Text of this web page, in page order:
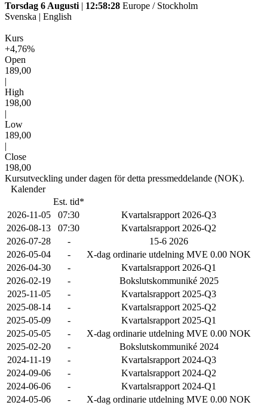
Torsdag 6 Augusti | 12:58:28 Europe / Stockholm
Svenska | English
Kurs
+4,76%
Open
189,00
|
High
198,00
|
Low
189,00
|
Close
198,00
Kursutveckling under dagen för detta pressmeddelande (NOK).
Kalender
Est. tid*
2026-11-05
07:30
Kvartalsrapport 2026-Q3
2026-08-13
07:30
Kvartalsrapport 2026-Q2
2026-07-28
-
15-6 2026
2026-05-04
-
X-dag ordinarie utdelning MVE 0.00 NOK
2026-04-30
-
Kvartalsrapport 2026-Q1
2026-02-19
-
Bokslutskommuniké 2025
2025-11-05
-
Kvartalsrapport 2025-Q3
2025-08-14
-
Kvartalsrapport 2025-Q2
2025-05-09
-
Kvartalsrapport 2025-Q1
2025-05-05
-
X-dag ordinarie utdelning MVE 0.00 NOK
2025-02-20
-
Bokslutskommuniké 2024
2024-11-19
-
Kvartalsrapport 2024-Q3
2024-09-06
-
Kvartalsrapport 2024-Q2
2024-06-06
-
Kvartalsrapport 2024-Q1
2024-05-06
-
X-dag ordinarie utdelning MVE 0.00 NOK